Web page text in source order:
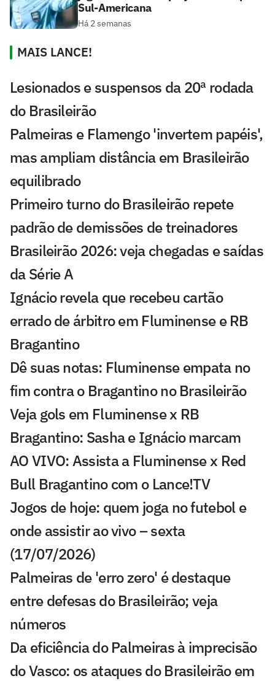
Sul-Americana
Há 2 semanas
MAIS LANCE!
Lesionados e suspensos da 20ª rodada
do Brasileirão
Palmeiras e Flamengo 'invertem papéis',
mas ampliam distância em Brasileirão
equilibrado
Primeiro turno do Brasileirão repete
padrão de demissões de treinadores
Brasileirão 2026: veja chegadas e saídas
da Série A
Ignácio revela que recebeu cartão
errado de árbitro em Fluminense e RB
Bragantino
Dê suas notas: Fluminense empata no
fim contra o Bragantino no Brasileirão
Veja gols em Fluminense x RB
Bragantino: Sasha e Ignácio marcam
AO VIVO: Assista a Fluminense x Red
Bull Bragantino com o Lance!TV
Jogos de hoje: quem joga no futebol e
onde assistir ao vivo – sexta
(17/07/2026)
Palmeiras de 'erro zero' é destaque
entre defesas do Brasileirão; veja
números
Da eficiência do Palmeiras à imprecisão
do Vasco: os ataques do Brasileirão em